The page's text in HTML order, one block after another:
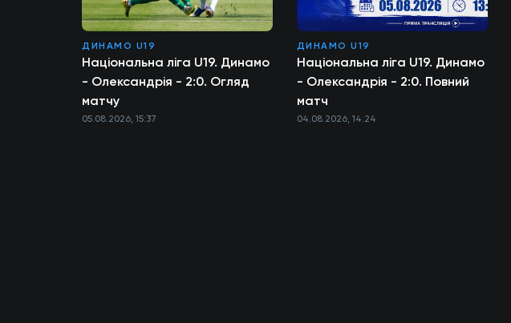
ДИНАМО U19
Національна ліга U19. Динамо
- Олександрія - 2:0. Огляд
матчу
05.08.2026, 15:37
ДИНАМО U19
Національна ліга U19. Динамо
- Олександрія - 2:0. Повний
матч
04.08.2026, 14:24